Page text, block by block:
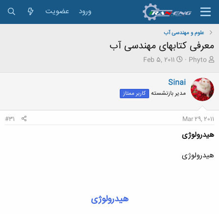
ورود عضویت
علوم و مهندسی آب
معرفی کتابهای مهندسی آب
ش
و
ع
ک
ن
ن
د
م
ض
Phyto
ت
ر
ی
خ
ر
Feb 5, 2011
Sinai
مدیر بازنشسته کاربر ممتاز
Mar 29, 2011
#31
هیدرولوژی
هیدرولوژی
هیدرولوژی